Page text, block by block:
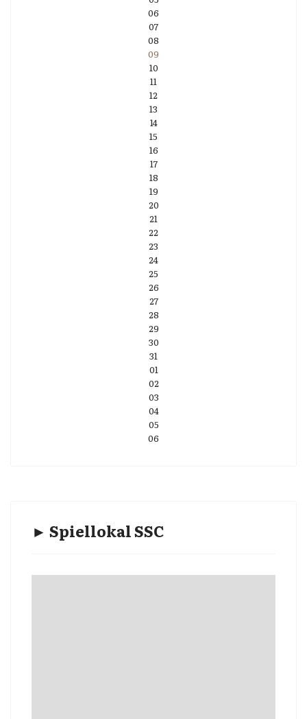
06
07
08
09
10
11
12
13
14
15
16
17
18
19
20
21
22
23
24
25
26
27
28
29
30
31
01
02
03
04
05
06
► Spiellokal SSC